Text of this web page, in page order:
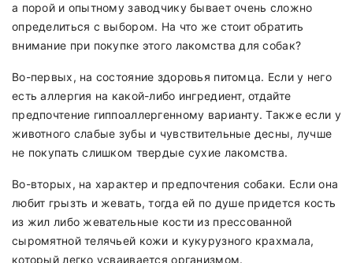
а порой и опытному заводчику бывает очень сложно
определиться с выбором. На что же стоит обратить
внимание при покупке этого лакомства для собак?
Во-первых, на состояние здоровья питомца. Если у него
есть аллергия на какой-либо ингредиент, отдайте
предпочтение гиппоаллергенному варианту. Также если у
животного слабые зубы и чувствительные десны, лучше
не покупать слишком твердые сухие лакомства.
Во-вторых, на характер и предпочтения собаки. Если она
любит грызть и жевать, тогда ей по душе придется кость
из жил либо жевательные кости из прессованной
сыромятной телячьей кожи и кукурузного крахмала,
который легко усваивается организмом.